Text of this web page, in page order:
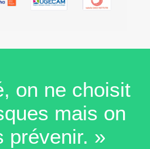
on ne choisit
mais on
prévenir. »